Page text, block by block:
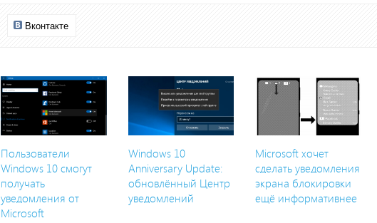
Вконтакте
Пользователи
Windows 10 смогут
получать
уведомления от
Microsoft
Windows 10
Anniversary Update:
обновлённый Центр
уведомлений
Microsoft хочет
сделать уведомления
экрана блокировки
ещё информативнее